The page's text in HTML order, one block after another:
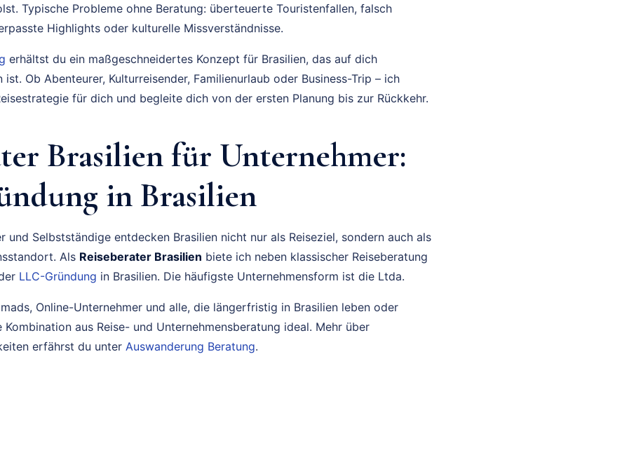
Typische Probleme ohne Beratung: überteuerte Touristenfallen, falsch
Highlights oder kulturelle Missverständnisse.
erhältst du ein maßgeschneidertes Konzept für Brasilien, das auf dich
Ob Abenteurer, Kulturreisender, Familienurlaub oder Business-Trip – ich
für dich und begleite dich von der ersten Planung bis zur Rückkehr.
Brasilien für Unternehmer:
in Brasilien
und Selbstständige entdecken Brasilien nicht nur als Reiseziel, sondern auch als
Als Reiseberater Brasilien biete ich neben klassischer Reiseberatung
LLC-Gründung in Brasilien. Die häufigste Unternehmensform ist die Ltda.
Online-Unternehmer und alle, die längerfristig in Brasilien leben oder
aus Reise- und Unternehmensberatung ideal. Mehr über
erfährst du unter Auswanderung Beratung.